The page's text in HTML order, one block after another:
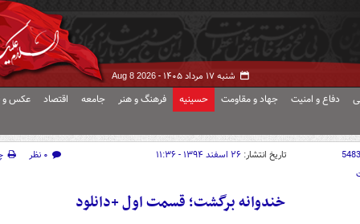
شنبه ۱۷ مرداد ۱۴۰۵ - Aug 8 2026
دفاع و امنیت جهاد و مقاومت حسینیه فرهنگ و هنر جامعه اقتصاد عکس و
تاریخ انتشار: ۲۶ اسفند ۱۳۹۴ - ۱۱:۳۶ ۰ نظر
خندوانه برگشت؛ قسمت اول +دانلود